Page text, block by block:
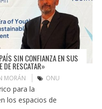
SIN CONFIANZA EN SUS
RESCATAR»
MORÁN ONU
para la
los espacios de